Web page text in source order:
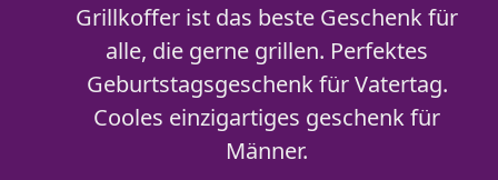
Grillkoffer ist das beste Geschenk für
alle, die gerne grillen. Perfektes
Geburtstagsgeschenk für Vatertag.
Cooles einzigartiges geschenk für
Männer.